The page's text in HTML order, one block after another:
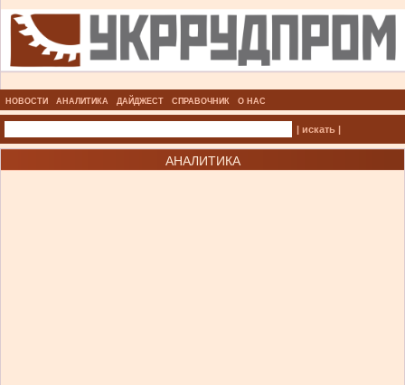
НОВОСТИ АНАЛИТИКА ДАЙДЖЕСТ СПРАВОЧНИК О НАС
| искать |
АНАЛИТИКА